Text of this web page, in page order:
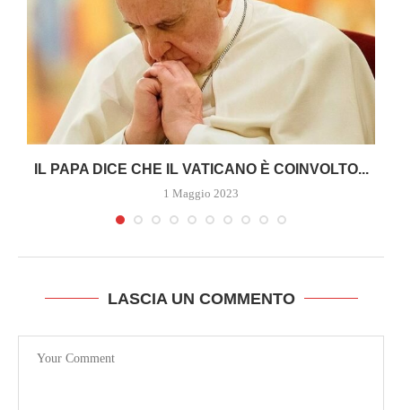
IL PAPA DICE CHE IL VATICANO È COINVOLTO...
1 Maggio 2023
LASCIA UN COMMENTO